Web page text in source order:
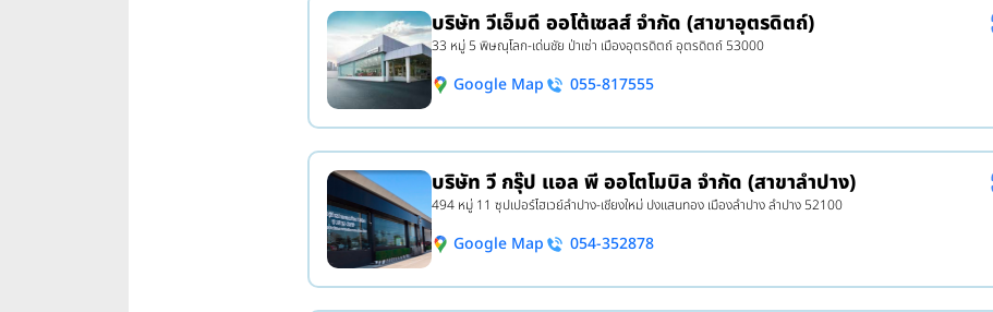
บริษัท วีเอ็มดี ออโต้เซลส์ จำกัด (สาขาอุตรดิตถ์)
33 หมู่ 5 พิษณุโลก-เด่นชัย ป่าเซ่า เมืองอุตรดิตถ์ อุตรดิตถ์ 53000
Google Map 055-817555
บริษัท วี กรุ๊ป แอล พี ออโตโมบิล จำกัด (สาขาลำปาง)
494 หมู่ 11 ซุปเปอร์ไฮเวย์ลำปาง-เชียงใหม่ ปงแสนทอง เมืองลำปาง ลำปาง 52100
Google Map 054-352878